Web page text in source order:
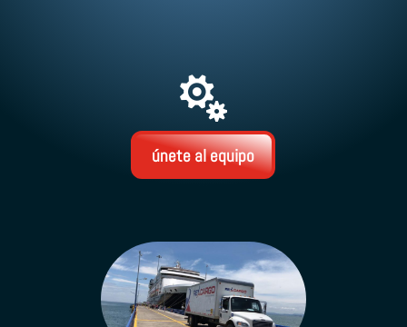

P.A.Q.S.
únete al equipo